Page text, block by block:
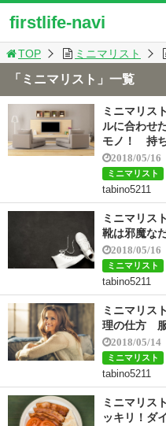
firstlife-navi
TOP ミニマリスト
「ミニマリスト」一覧
ミニマリス
ルに合わせ
モノ！ 持
2018/05/16
ミニマリスト
tabino5211
ミニマリス
靴は邪魔な
2018/05/16
ミニマリスト
tabino5211
ミニマリ
理の仕方
2018/05/14
ミニマリスト
tabino5211
ミニマリス
ッキリ！ダ